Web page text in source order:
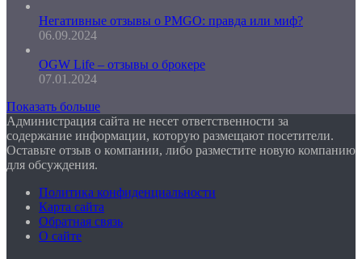
Негативные отзывы о PMGO: правда или миф?
06.09.2024
OGW Life – отзывы о брокере
07.01.2024
Показать больше
Администрация сайта не несет ответственности за
содержание информации, которую размещают посетители.
Оставьте отзыв о компании, либо разместите новую компанию
для обсуждения.
Политика конфиденциальности
Карта сайта
Обратная связь
О сайте